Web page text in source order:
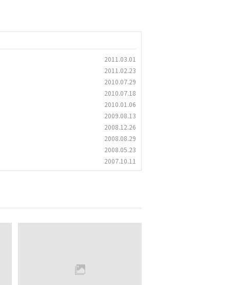
2011.03.01
2011.02.23
2010.07.29
2010.07.18
2010.01.06
2009.08.13
2008.12.26
2008.08.29
2008.05.23
2007.10.11